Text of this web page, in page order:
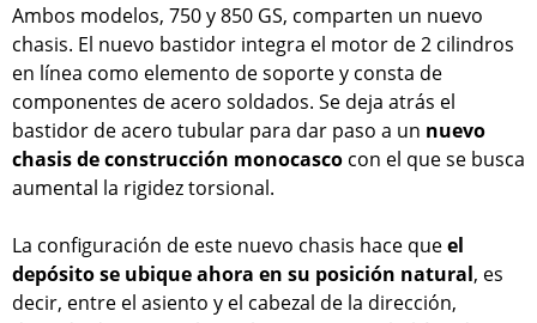
Ambos modelos, 750 y 850 GS, comparten un nuevo
chasis. El nuevo bastidor integra el motor de 2 cilindros
en línea como elemento de soporte y consta de
componentes de acero soldados. Se deja atrás el
bastidor de acero tubular para dar paso a un nuevo
chasis de construcción monocasco con el que se busca
aumental la rigidez torsional.
La configuración de este nuevo chasis hace queel
depósito se ubique ahora en su posición natural, es
decir, entre el asiento y el cabezal de la dirección,